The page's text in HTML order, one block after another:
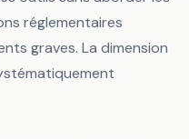
réglementaires
graves. La dimension